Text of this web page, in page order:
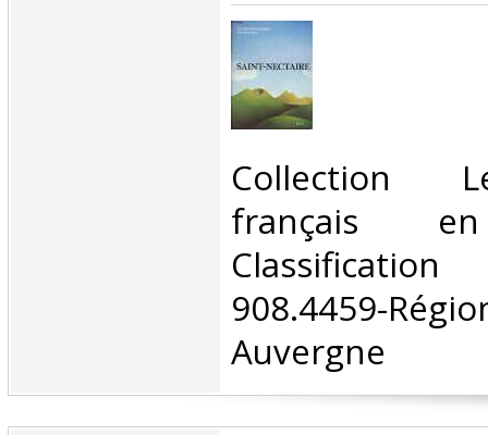
‎Collection
français
908.4459-
Auvergne‎